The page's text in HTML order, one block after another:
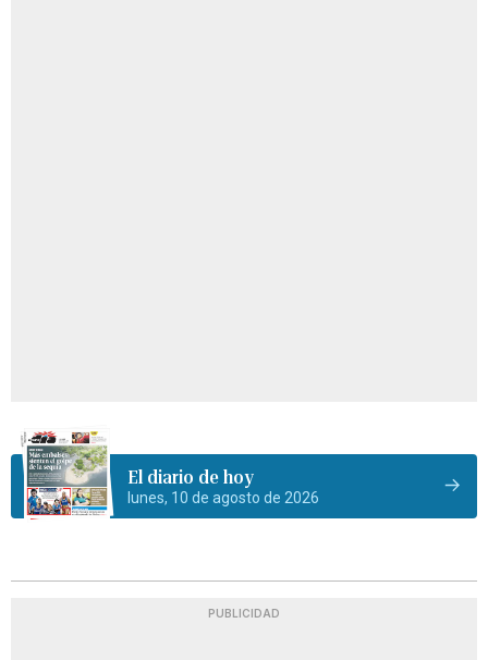
El diario de hoy
lunes, 10 de agosto de 2026
PUBLICIDAD